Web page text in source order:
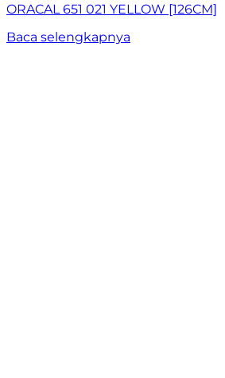
ORACAL 651 021 YELLOW [126CM]
Baca selengkapnya